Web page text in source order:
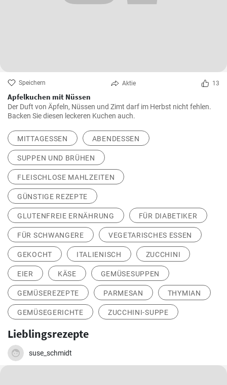
Speichern Aktie 13
Apfelkuchen mit Nüssen
Der Duft von Äpfeln, Nüssen und Zimt darf im Herbst nicht fehlen.
Backen Sie diesen leckeren Kuchen auch.
MITTAGESSEN ABENDESSEN
SUPPEN UND BRÜHEN
FLEISCHLOSE MAHLZEITEN
GÜNSTIGE REZEPTE
GLUTENFREIE ERNÄHRUNG FÜR DIABETIKER
FÜR SCHWANGERE VEGETARISCHES ESSEN
GEKOCHT ITALIENISCH ZUCCHINI
EIER KÄSE GEMÜSESUPPEN
GEMÜSEREZEPTE PARMESAN THYMIAN
GEMÜSEGERICHTE ZUCCHINI-SUPPE
Lieblingsrezepte
suse_schmidt